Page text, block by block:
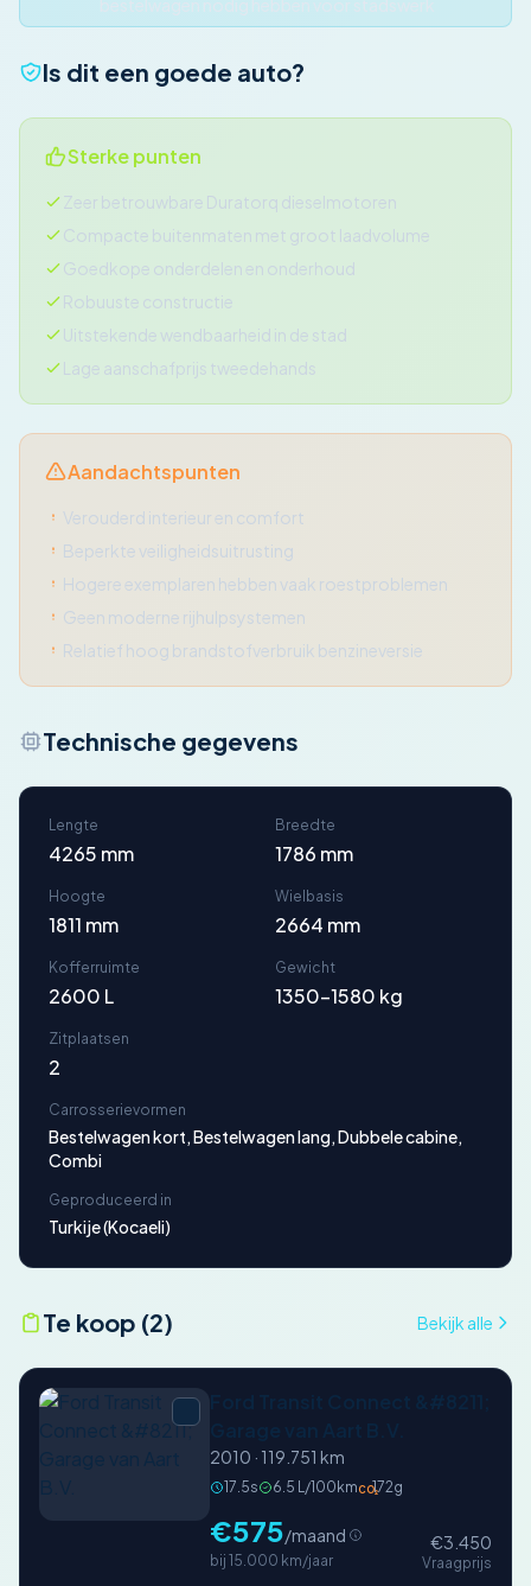
Is dit een goede auto?
Sterke punten
Zeer betrouwbare Duratorq dieselmotoren
Compacte buitenmaten met groot laadvolume
Goedkope onderdelen en onderhoud
Robuuste constructie
Uitstekende wendbaarheid in de stad
Lage aanschafprijs tweedehands
Aandachtspunten
Verouderd interieur en comfort
Beperkte veiligheidsuitrusting
Hogere exemplaren hebben vaak roestproblemen
Geen moderne rijhulpsystemen
Relatief hoog brandstofverbruik benzineversie
Technische gegevens
Lengte
4265 mm
Breedte
1786 mm
Hoogte
1811 mm
Wielbasis
2664 mm
Kofferruimte
2600 L
Gewicht
1350-1580 kg
Zitplaatsen
2
Carrosserievormen
Bestelwagen kort, Bestelwagen lang, Dubbele cabine,
Combi
Geproduceerd in
Turkije (Kocaeli)
Te koop (2) Bekijk alle
2010 · 119.751 km
17.5s 6.5 L/100kmCO₂172g
€575/maand
bij 15.000 km/jaar
€3.450
Vraagprijs